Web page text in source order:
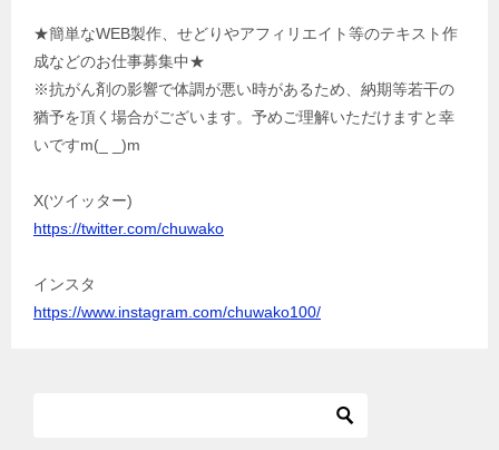
★簡単なWEB製作、せどりやアフィリエイト等のテキスト作
成などのお仕事募集中★
※抗がん剤の影響で体調が悪い時があるため、納期等若干の
猶予を頂く場合がございます。予めご理解いただけますと幸
いですm(_ _)m
X(ツイッター)
https://twitter.com/chuwako
インスタ
https://www.instagram.com/chuwako100/